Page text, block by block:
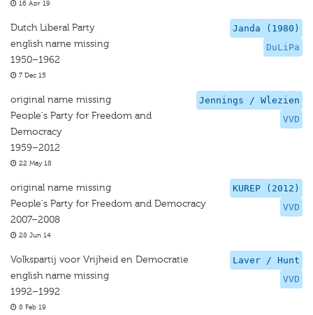
16 Apr 19
Janda (1980)
DuLiPa
Dutch Liberal Party
english name missing
1950–1962
7 Dec 15
Jennings / Wlezien
VVD
original name missing
People's Party for Freedom and
Democracy
1959–2012
22 May 18
KUREP (2012)
VVD
original name missing
People's Party for Freedom and Democracy
2007–2008
28 Jun 14
Laver / Hunt
VVD
Volkspartij voor Vrijheid en Democratie
english name missing
1992–1992
8 Feb 19